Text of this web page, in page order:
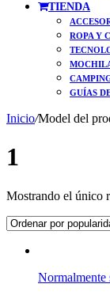
TIENDA
ROPA Y
GUÍAS
Inicio/Model del
1
Mostrando el único
Normalmente